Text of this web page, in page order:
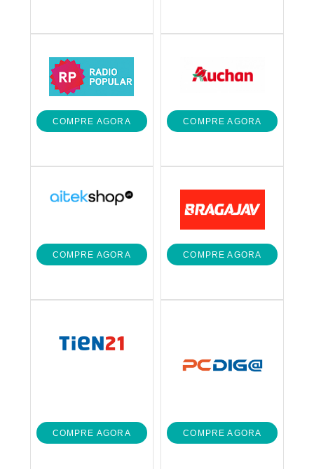
COMPRE AGORA COMPRE AGORA
COMPRE AGORA COMPRE AGORA
COMPRE AGORA COMPRE AGORA